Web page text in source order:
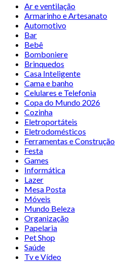
Ar e ventilação
Armarinho e Artesanato
Automotivo
Bar
Bebê
Bomboniere
Brinquedos
Casa Inteligente
Cama e banho
Celulares e Telefonia
Copa do Mundo 2026
Cozinha
Eletroportáteis
Eletrodomésticos
Ferramentas e Construção
Festa
Games
Informática
Lazer
Mesa Posta
Móveis
Mundo Beleza
Organização
Papelaria
Pet Shop
Saúde
Tv e Vídeo